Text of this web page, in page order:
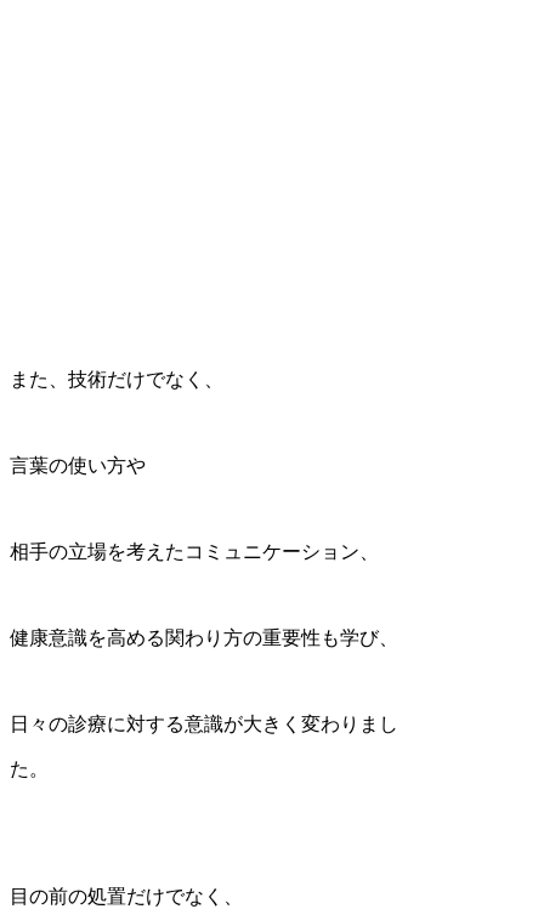
また、技術だけでなく、
言葉の使い方や
相手の立場を考えたコミュニケーション、
健康意識を高める関わり方の重要性も学び、
日々の診療に対する意識が大きく変わりまし
た。
目の前の処置だけでなく、